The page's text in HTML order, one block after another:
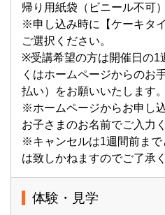
帰り用紙袋（ビニール不可）
※申し込み時に【ケーキタ
ご選択ください。
※受講希望の方は開催日の1
くはホームページからのお
払い）をお願いいたします。
※ホームページからお申し
お子さまのお名前でご入力
※キャンセルは1週間前まで
は致しかねますのでご了承
体験・見学